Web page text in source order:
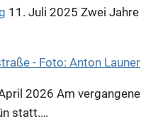
11. Juli 2025 Zwei
2026 Am
statt.…